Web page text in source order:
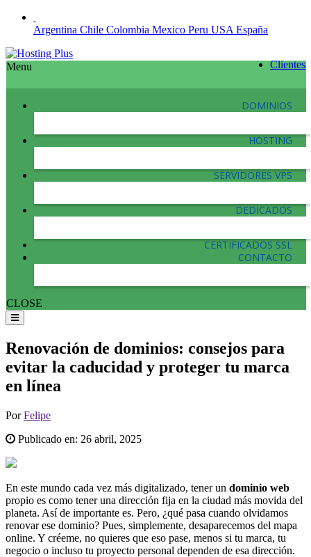
Argentina Chile Colombia Mexico Peru USA España
Clientes
Menu
DOMINIOS
HOSTING
SERVIDORES VPS
DEDICADOS
CERTIFICADOS SSL
CONTACTO
CLOSE
Renovación de dominios: consejos para
evitar la caducidad y proteger tu marca
en línea
PorFelipe
Publicado en: 26 abril, 2025
En este mundo cada vez más digitalizado, tener un dominio web
propio es como tener una dirección fija en la ciudad más movida del
planeta. Así de importante es. Pero, ¿qué pasa cuando olvidamos
renovar ese dominio? Pues, simplemente, desaparecemos del mapa
online. Y créeme, no quieres que eso pase, menos si tu marca, tu
negocio o incluso tu proyecto personal dependen de esa dirección.